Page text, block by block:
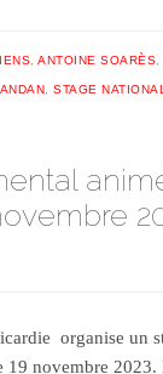
ANTOINE SOARÈS
STAGE NATIONAL
organise un
novembre 2023.